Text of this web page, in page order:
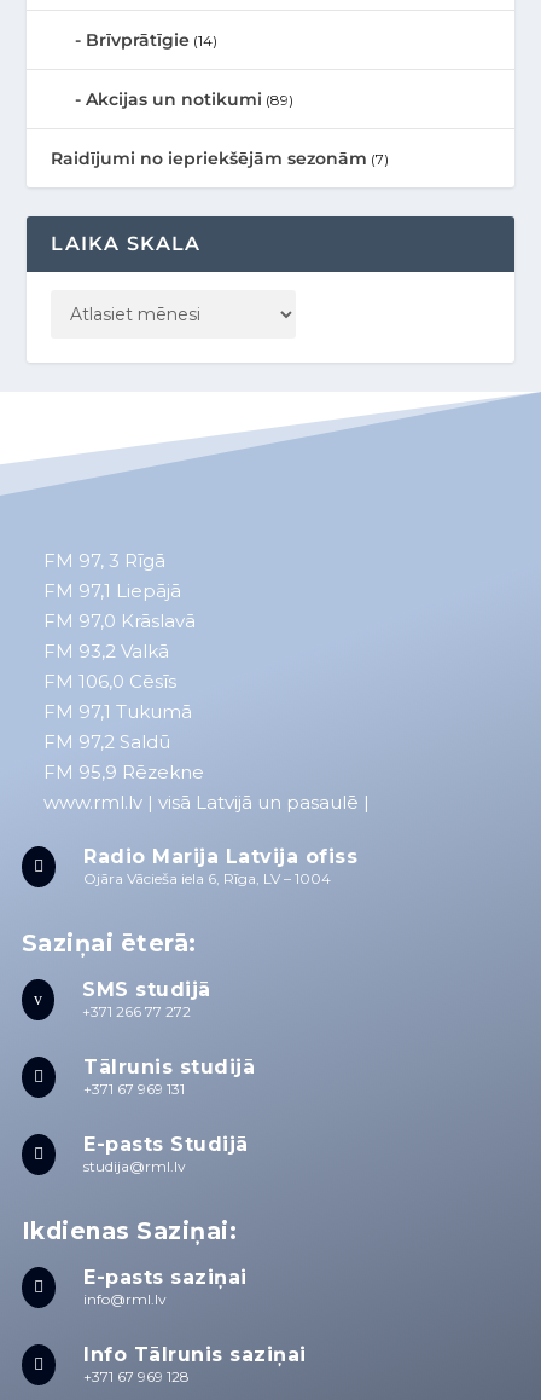
Brīvprātīgie (14)
Akcijas un notikumi (89)
Raidījumi no iepriekšējām sezonām (7)
LAIKA SKALA
FM 97, 3 Rīgā
FM 97,1 Liepājā
FM 97,0 Krāslavā
FM 93,2 Valkā
FM 106,0 Cēsīs
FM 97,1 Tukumā
FM 97,2 Saldū
FM 95,9 Rēzekne
www.rml.lv| visā Latvijā un pasaulē |
 Radio Marija Latvija ofiss
Ojāra Vācieša iela 6, Rīga, LV – 1004
Saziņai ēterā:
v SMS studijā
+371 266 77 272
 Tālrunis studijā
+371 67 969 131
 E-pasts Studijā
studija@rml.lv
Ikdienas Saziņai:
 E-pasts saziņai
info@rml.lv
 Info Tālrunis saziņai
+371 67 969 128